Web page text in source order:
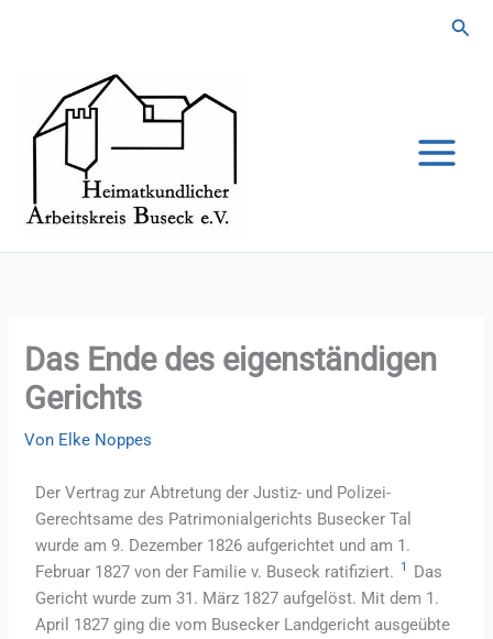
Das Ende des eigenständigen
Gerichts
Von Elke Noppes
Der Vertrag zur Abtretung der Justiz- und Polizei-
Gerechtsame des Patrimonialgerichts Busecker Tal
wurde am 9. Dezember 1826 aufgerichtet und am 1.
Februar 1827 von der Familie v. Buseck ratifiziert.
1
Das
Gericht wurde zum 31. März 1827 aufgelöst. Mit dem 1.
April 1827 ging die vom Busecker Landgericht ausgeübte